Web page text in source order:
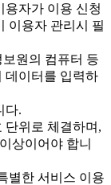
자가 이용 신청
이용자 관리시 필
원의 컴퓨터 등
데이터를 입력하
다.
위로 체결하며,
상이어야 합니
별한 서비스 이용